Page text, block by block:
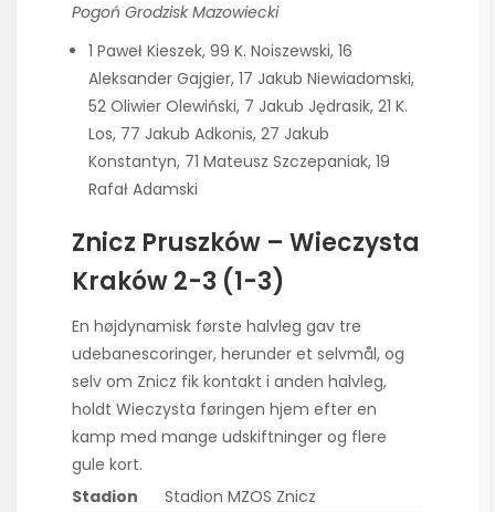
Pogoń Grodzisk Mazowiecki
1 Paweł Kieszek, 99 K. Noiszewski, 16
Aleksander Gajgier, 17 Jakub Niewiadomski,
52 Oliwier Olewiński, 7 Jakub Jędrasik, 21 K.
Los, 77 Jakub Adkonis, 27 Jakub
Konstantyn, 71 Mateusz Szczepaniak, 19
Rafał Adamski
Znicz Pruszków – Wieczysta
Kraków 2-3 (1-3)
En højdynamisk første halvleg gav tre
udebanescoringer, herunder et selvmål, og
selv om Znicz fik kontakt i anden halvleg,
holdt Wieczysta føringen hjem efter en
kamp med mange udskiftninger og flere
gule kort.
Stadion
Stadion MZOS Znicz